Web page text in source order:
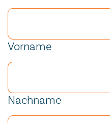
Vorname
Nachname